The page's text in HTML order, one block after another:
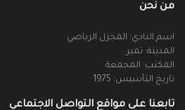
من نحن
اسم النادي: المجزل الرياضي
المدينة: تمير
المكتب: المجمعة
تاريخ التأسيس: 1975
تابعنا على مواقع التواصل الاجتماعي